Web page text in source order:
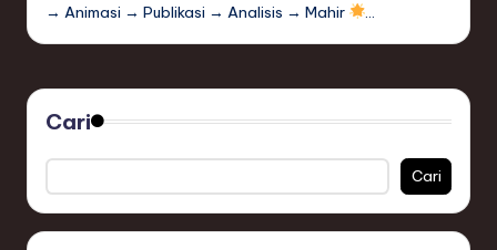
→ Animasi → Publikasi → Analisis → Mahir
…
Cari
Cari